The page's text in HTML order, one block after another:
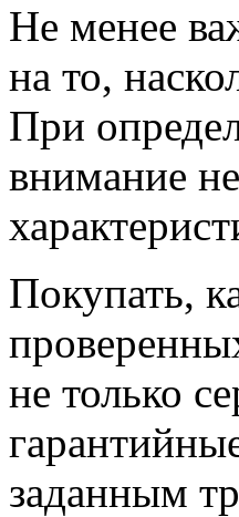
Не менее
на то,
При
внимание
Покупать,
не только
заданным